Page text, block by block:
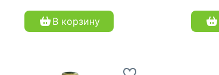
В корзину